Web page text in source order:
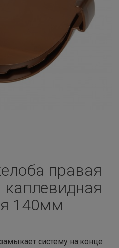
правая
140мм
систему на конце